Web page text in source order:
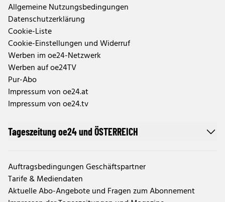
Allgemeine Nutzungsbedingungen
Datenschutzerklärung
Cookie-Liste
Cookie-Einstellungen und Widerruf
Werben im oe24-Netzwerk
Werben auf oe24TV
Pur-Abo
Impressum von oe24.at
Impressum von oe24.tv
Tageszeitung oe24 und ÖSTERREICH
Auftragsbedingungen Geschäftspartner
Tarife & Mediendaten
Aktuelle Abo-Angebote und Fragen zum Abonnement